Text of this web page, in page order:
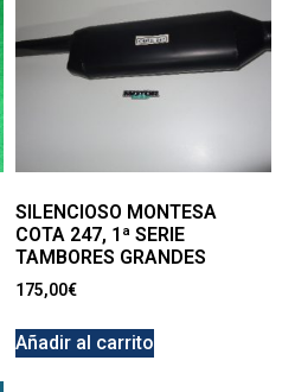
SILENCIOSO MONTESA
COTA 247, 1ª SERIE
TAMBORES GRANDES
175,00€
Añadir al carrito